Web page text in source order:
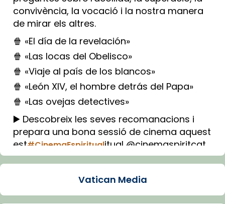
convivència, la vocació i la nostra manera
de mirar els altres.
🍿 «El día de la revelación»
🍿 «Las locas del Obelisco»
🍿 «Viaje al país de los blancos»
🍿 «León XIV, el hombre detrás del Papa»
🍿 «Las ovejas detectives»
▶️ Descobreix les seves recomanacions i
prepara una bona sessió de cinema aquest
est#CinemaEspiritualitual @cinemaspiritcat
Imatge: Generada amb IA (OpenAI)
Vatican Media